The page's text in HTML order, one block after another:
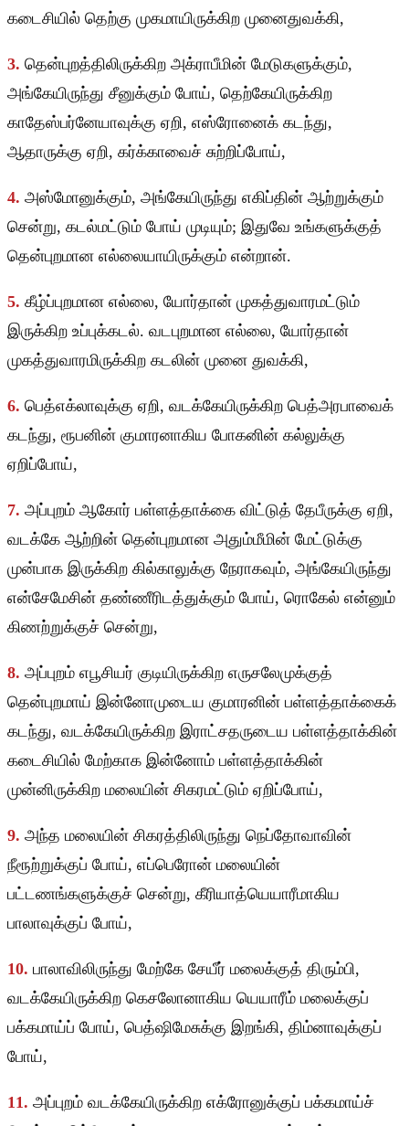
கடைசியில் தெற்கு முகமாயிருக்கிற முனைதுவக்கி,
3. தென்புறத்திலிருக்கிற அக்ராபீமின் மேடுகளுக்கும்,
அங்கேயிருந்து சீனுக்கும் போய், தெற்கேயிருக்கிற
காதேஸ்பர்னேயாவுக்கு ஏறி, எஸ்ரோனைக் கடந்து,
ஆதாருக்கு ஏறி, கர்க்காவைச் சுற்றிப்போய்,
4. அஸ்மோனுக்கும், அங்கேயிருந்து எகிப்தின் ஆற்றுக்கும்
சென்று, கடல்மட்டும் போய் முடியும்; இதுவே உங்களுக்குத்
தென்புறமான எல்லையாயிருக்கும் என்றான்.
5. கீழ்ப்புறமான எல்லை, யோர்தான் முகத்துவாரமட்டும்
இருக்கிற உப்புக்கடல். வடபுறமான எல்லை, யோர்தான்
முகத்துவாரமிருக்கிற கடலின் முனை துவக்கி,
6. பெத்எக்லாவுக்கு ஏறி, வடக்கேயிருக்கிற பெத்அரபாவைக்
கடந்து, ரூபனின் குமாரனாகிய போகனின் கல்லுக்கு
ஏறிப்போய்,
7. அப்புறம் ஆகோர் பள்ளத்தாக்கை விட்டுத் தேபீருக்கு ஏறி,
வடக்கே ஆற்றின் தென்புறமான அதும்மீமின் மேட்டுக்கு
முன்பாக இருக்கிற கில்காலுக்கு நேராகவும், அங்கேயிருந்து
என்சேமேசின் தண்ணீரிடத்துக்கும் போய், ரொகேல் என்னும்
கிணற்றுக்குச் சென்று,
8. அப்புறம் எபூசியர் குடியிருக்கிற எருசலேமுக்குத்
தென்புறமாய் இன்னோமுடைய குமாரனின் பள்ளத்தாக்கைக்
கடந்து, வடக்கேயிருக்கிற இராட்சதருடைய பள்ளத்தாக்கின்
கடைசியில் மேற்காக இன்னோம் பள்ளத்தாக்கின்
முன்னிருக்கிற மலையின் சிகரமட்டும் ஏறிப்போய்,
9. அந்த மலையின் சிகரத்திலிருந்து நெப்தோவாவின்
நீரூற்றுக்குப் போய், எப்பெரோன் மலையின்
பட்டணங்களுக்குச் சென்று, கீரியாத்யெயாரீமாகிய
பாலாவுக்குப் போய்,
10. பாலாவிலிருந்து மேற்கே சேயீர் மலைக்குத் திரும்பி,
வடக்கேயிருக்கிற கெசலோனாகிய யெயாரீம் மலைக்குப்
பக்கமாய்ப் போய், பெத்ஷிமேசுக்கு இறங்கி, திம்னாவுக்குப்
போய்,
11. அப்புறம் வடக்கேயிருக்கிற எக்ரோனுக்குப் பக்கமாய்ச்